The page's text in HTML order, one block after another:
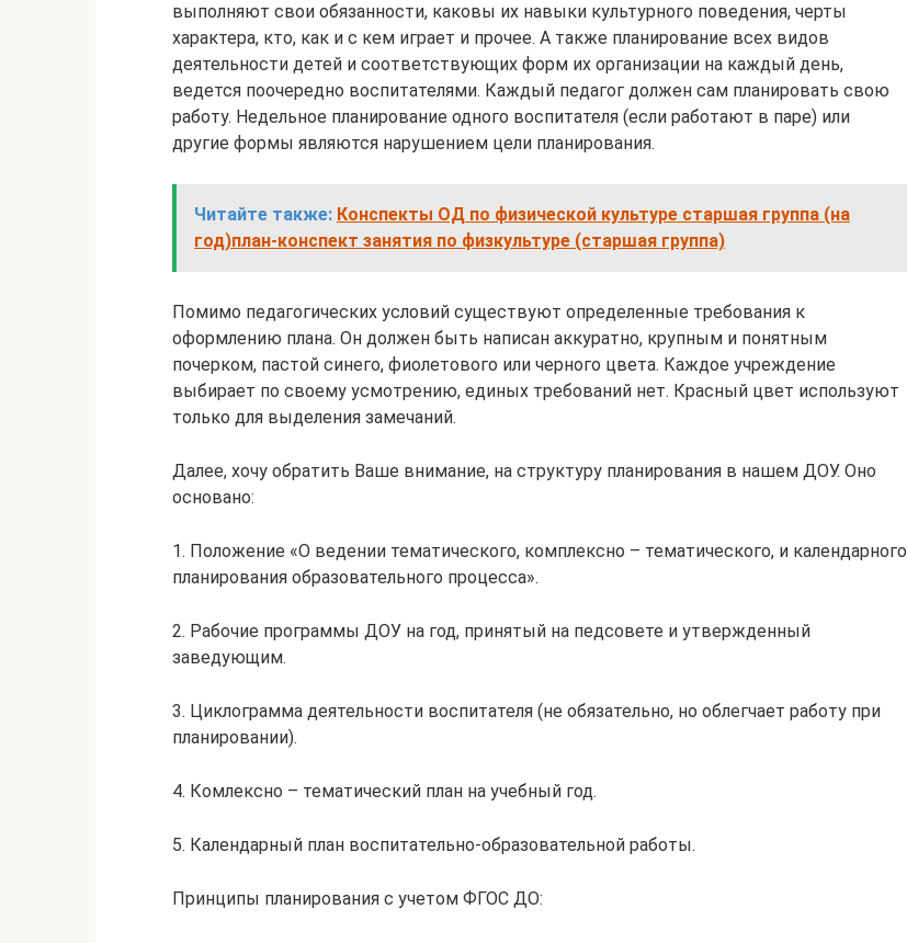
выполняют свои обязанности, каковы их навыки культурного поведения, черты
характера, кто, как и с кем играет и прочее. А также планирование всех видов
деятельности детей и соответствующих форм их организации на каждый день,
ведется поочередно воспитателями. Каждый педагог должен сам планировать свою
работу. Недельное планирование одного воспитателя (если работают в паре) или
другие формы являются нарушением цели планирования.
Читайте также: Конспекты ОД по физической культуре старшая группа (на
год)план-конспект занятия по физкультуре (старшая группа)
Помимо педагогических условий существуют определенные требования к
оформлению плана. Он должен быть написан аккуратно, крупным и понятным
почерком, пастой синего, фиолетового или черного цвета. Каждое учреждение
выбирает по своему усмотрению, единых требований нет. Красный цвет используют
только для выделения замечаний.
Далее, хочу обратить Ваше внимание, на структуру планирования в нашем ДОУ. Оно
основано:
1. Положение «О ведении тематического, комплексно – тематического, и календарного
планирования образовательного процесса».
2. Рабочие программы ДОУ на год, принятый на педсовете и утвержденный
заведующим.
3. Циклограмма деятельности воспитателя (не обязательно, но облегчает работу при
планировании).
4. Комлексно – тематический план на учебный год.
5. Календарный план воспитательно-образовательной работы.
Принципы планирования с учетом ФГОС ДО: